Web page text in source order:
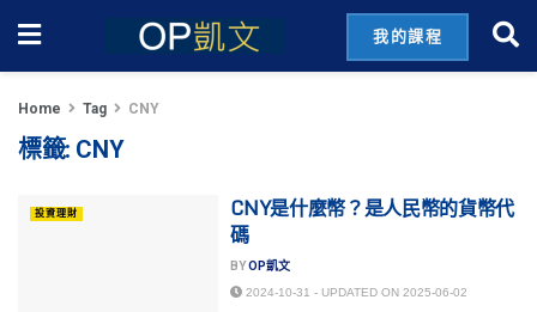
我的課程
Home Tag CNY
標籤: CNY
投資理財
CNY是什麼幣？是人民幣的貨幣代
碼
BYOP凱文
2024-10-31 - UPDATED ON 2025-06-02